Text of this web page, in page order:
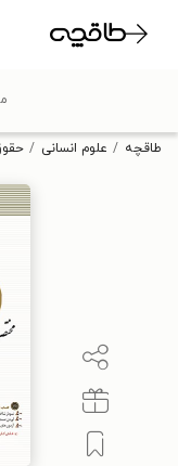
طاقچه علوم انسانی